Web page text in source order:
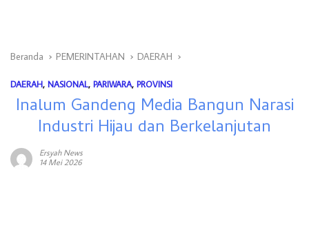
Beranda PEMERINTAHAN DAERAH
DAERAH, NASIONAL, PARIWARA, PROVINSI
Inalum Gandeng Media Bangun Narasi
Industri Hijau dan Berkelanjutan
Ersyah News
14 Mei 2026